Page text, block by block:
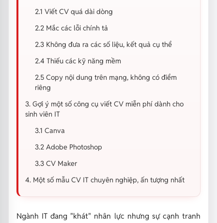
2.1 Viết CV quá dài dòng
2.2 Mắc các lỗi chính tả
2.3 Không đưa ra các số liệu, kết quả cụ thể
2.4 Thiếu các kỹ năng mềm
2.5 Copy nội dung trên mạng, không có điểm
riêng
3. Gợi ý một số công cụ viết CV miễn phí dành cho
sinh viên IT
3.1 Canva
3.2 Adobe Photoshop
3.3 CV Maker
4. Một số mẫu CV IT chuyên nghiệp, ấn tượng nhất
Ngành IT đang "khát" nhân lực nhưng sự cạnh tranh